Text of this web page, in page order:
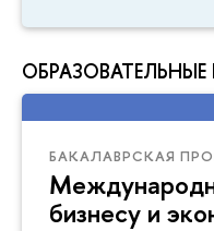
БАКАЛАВРСКАЯ
бизнесу и